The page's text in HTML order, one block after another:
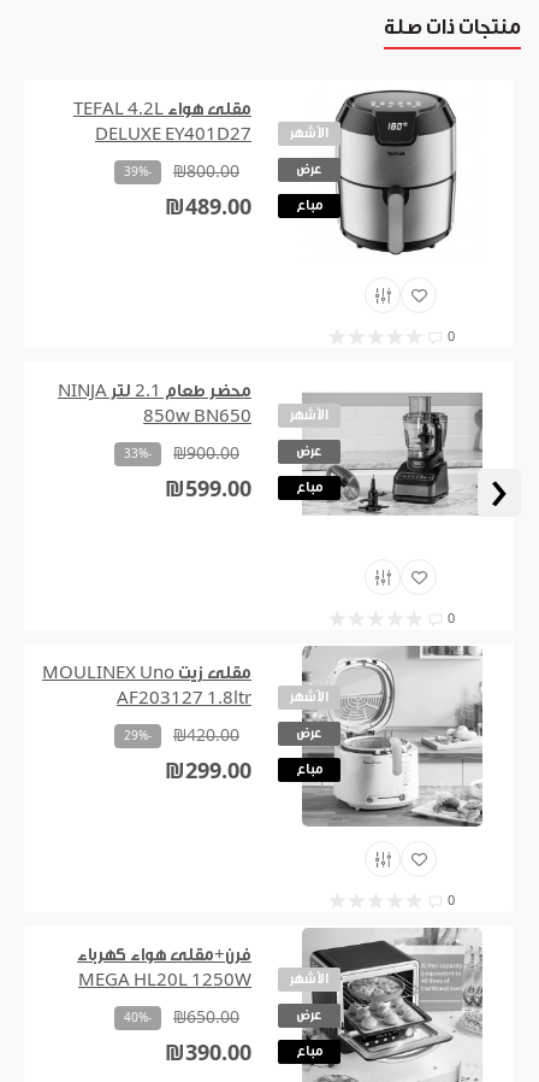
‹
منتجات ذات صلة
الأشهر
عرض
مباع
0
مقلى هواء TEFAL 4.2L
DELUXE EY401D27
₪800.00
-39%
₪489.00
الأشهر
عرض
مباع
0
محضر طعام 2.1 لتر NINJA
850w BN650
₪900.00
-33%
₪599.00
الأشهر
عرض
مباع
0
مقلى زيت MOULINEX Uno
AF203127 1.8ltr
₪420.00
-29%
₪299.00
الأشهر
عرض
مباع
فرن+مقلى هواء كهرباء
MEGA HL20L 1250W
₪650.00
-40%
₪390.00